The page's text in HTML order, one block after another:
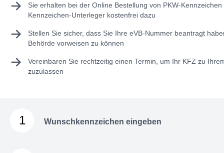
Sie erhalten bei der Online Bestellung von PKW-
Kennzeichen-Unterleger kostenfrei dazu
Stellen Sie sicher, dass Sie Ihre eVB-Nummer beantragt
Behörde vorweisen zu können
Vereinbaren Sie rechtzeitig einen Termin, um Ihr KFZ zu
zuzulassen
1 Wunschkennzeichen eingeben